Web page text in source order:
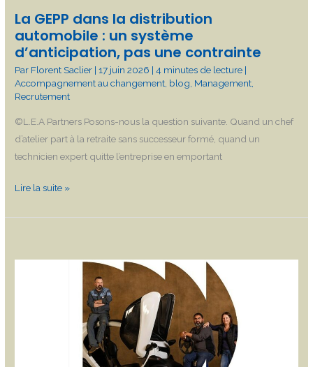
La GEPP dans la distribution
automobile : un système
d’anticipation, pas une contrainte
Par Florent Saclier |17 juin 2026 |4 minutes de lecture |
Accompagnement au changement blog Management
Recrutement
©L.E.A Partners Posons-nous la question suivante. Quand un chef
d’atelier part à la retraite sans successeur formé, quand un
technicien expert quitte l’entreprise en emportant
pas
une
contrainte
Lire la suite »